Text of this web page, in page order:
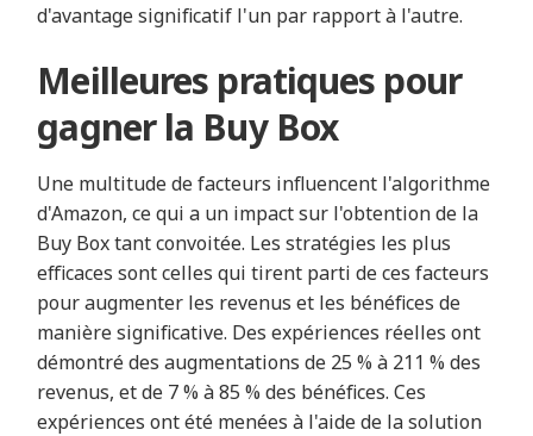
d'avantage significatif l'un par rapport à l'autre.
Meilleures pratiques pour
gagner la Buy Box
Une multitude de facteurs influencent l'algorithme
d'Amazon, ce qui a un impact sur l'obtention de la
Buy Box tant convoitée. Les stratégies les plus
efficaces sont celles qui tirent parti de ces facteurs
pour augmenter les revenus et les bénéfices de
manière significative. Des expériences réelles ont
démontré des augmentations de 25 % à 211 % des
revenus, et de 7 % à 85 % des bénéfices. Ces
expériences ont été menées à l'aide de la solution